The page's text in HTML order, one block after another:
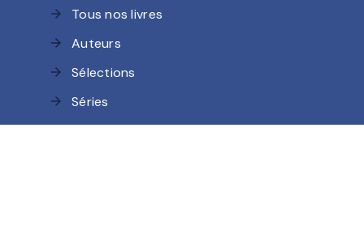
arrow_forward Tous nos livres
arrow_forward Auteurs
arrow_forward Sélections
arrow_forward Séries